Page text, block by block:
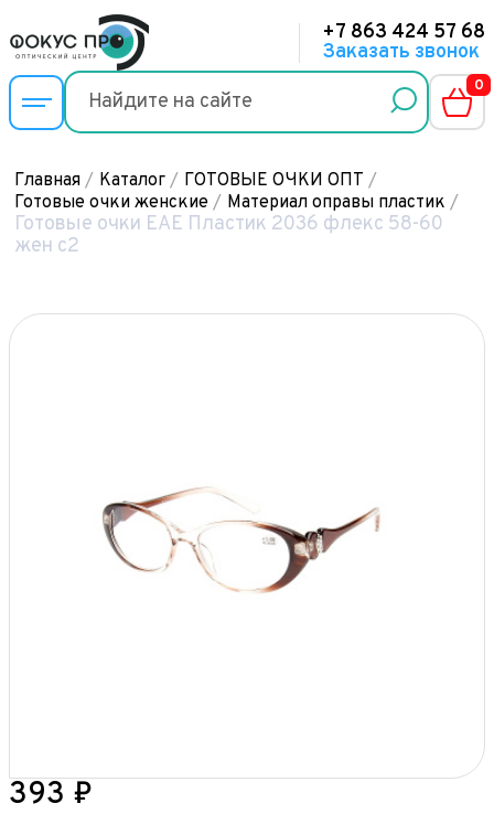
+7 863 424 57 68
Заказать звонок
0
Главная / Каталог / ГОТОВЫЕ ОЧКИ ОПТ /
Готовые очки женские / Материал оправы пластик /
Готовые очки ЕАЕ Пластик 2036 флекс 58-60
жен с2
393 ₽